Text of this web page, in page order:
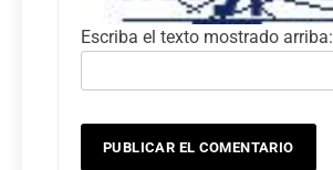
Escriba el texto mostrado arriba: